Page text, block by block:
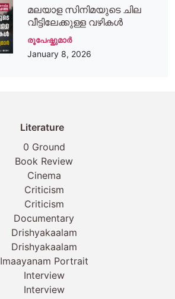
മലയാള സിനിമയുടെ ചില
വീട്ടിലേക്കുള്ള വഴികൾ
രൂപേഷ്കുമാര്‍
January 8, 2026
Literature
0 Ground
Book Review
Cinema
Criticism
Criticism
Documentary
Drishyakaalam
Drishyakaalam
Imaayanam Portrait
Interview
Interview